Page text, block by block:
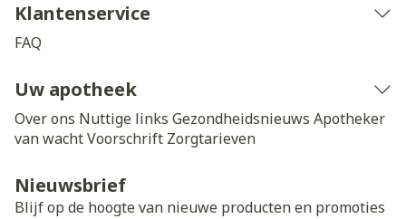
Klantenservice
FAQ
Uw apotheek
Over ons Nuttige links Gezondheidsnieuws Apotheker
van wachtVoorschrift Zorgtarieven
Nieuwsbrief
Blijf op de hoogte van nieuwe producten en promoties